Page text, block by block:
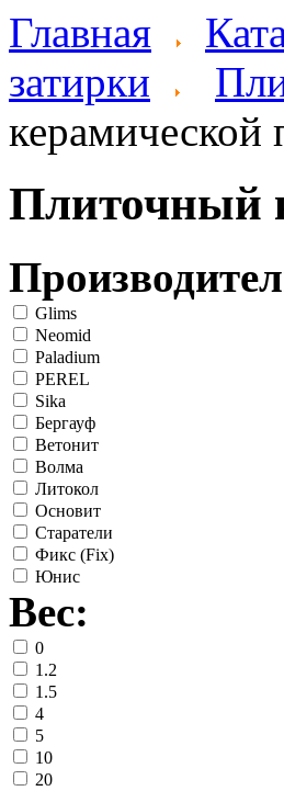
Главная
затирки
керамической
Плиточный
Glims
Neomid
Paladium
PEREL
Sika
Бергауф
Ветонит
Волма
Литокол
Основит
Старатели
Фикс (Fix)
Юнис
Вес:
0
1.2
1.5
4
5
10
20